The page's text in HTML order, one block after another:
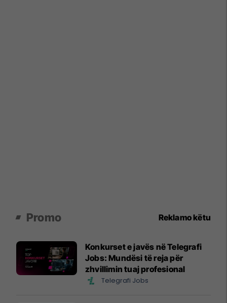
Promo Reklamo këtu
Konkurset e javës në Telegrafi
Jobs: Mundësi të reja për
zhvillimin tuaj profesional
Telegrafi Jobs